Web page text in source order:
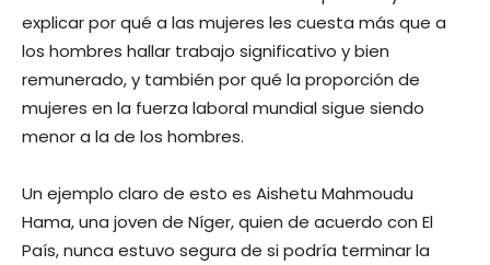
explicar por qué a las mujeres les cuesta más que a
los hombres hallar trabajo significativo y bien
remunerado, y también por qué la proporción de
mujeres en la fuerza laboral mundial sigue siendo
menor a la de los hombres.
Un ejemplo claro de esto es Aishetu Mahmoudu
Hama, una joven de Níger, quien de acuerdo con El
País, nunca estuvo segura de si podría terminar la